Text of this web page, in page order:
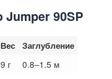
90SP
Вес Заглубление
9 г 0.8–1.5 м